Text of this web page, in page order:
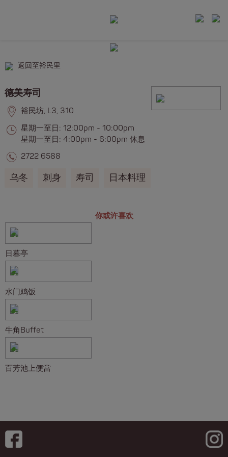
返回至裕民里
德美寿司
裕民坊, L3, 310
星期一至日: 12:00pm - 10:00pm
星期一至日: 4:00pm - 6:00pm 休息
2722 6588
乌冬 刺身 寿司 日本料理
你或许喜欢
日暮亭
水门鸡饭
牛角Buffet
百芳池上便當